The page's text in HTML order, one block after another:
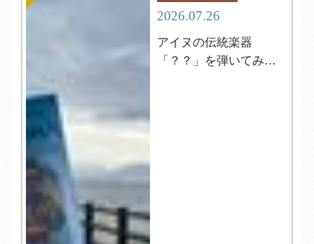
2026.07.26
アイヌの伝統楽器
「？？」を弾いてみよ